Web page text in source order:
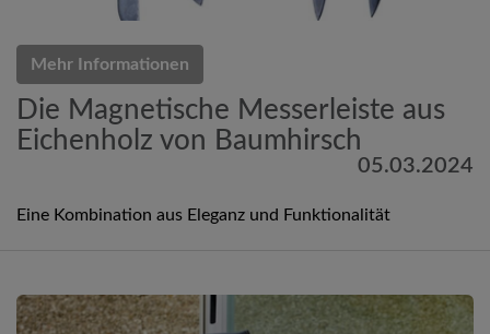
Mehr Informationen
Die Magnetische Messerleiste aus
Eichenholz von Baumhirsch
05.03.2024
Eine Kombination aus Eleganz und Funktionalität